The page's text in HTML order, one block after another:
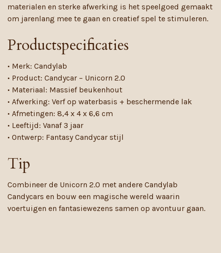
materialen en sterke afwerking is het speelgoed gemaakt
om jarenlang mee te gaan en creatief spel te stimuleren.
Productspecificaties
• Merk: Candylab
• Product: Candycar – Unicorn 2.0
• Materiaal: Massief beukenhout
• Afwerking: Verf op waterbasis + beschermende lak
• Afmetingen: 8,4 x 4 x 6,6 cm
• Leeftijd: Vanaf 3 jaar
• Ontwerp: Fantasy Candycar stijl
Tip
Combineer de Unicorn 2.0 met andere Candylab
Candycars en bouw een magische wereld waarin
voertuigen en fantasiewezens samen op avontuur gaan.